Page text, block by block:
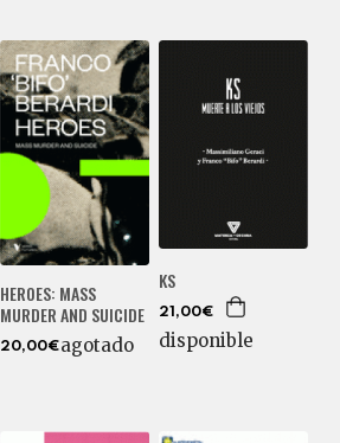
HEROES: MASS
MURDER AND SUICIDE
20,00€agotado
KS
21,00€
disponible